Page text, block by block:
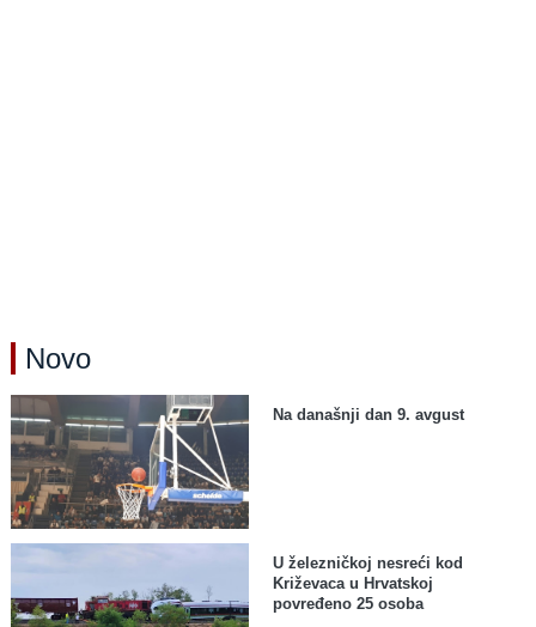
Novo
Na današnji dan 9. avgust
U železničkoj nesreći kod
Križevaca u Hrvatskoj
povređeno 25 osoba